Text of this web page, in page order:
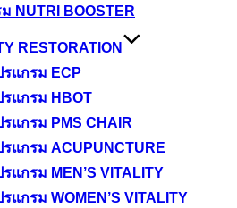
NUTRI BOOSTER
RESTORATION
รแกรม ECP
รแกรม HBOT
รแกรม PMS CHAIR
รแกรม ACUPUNCTURE
รแกรม MEN’S VITALITY
รแกรม WOMEN’S VITALITY